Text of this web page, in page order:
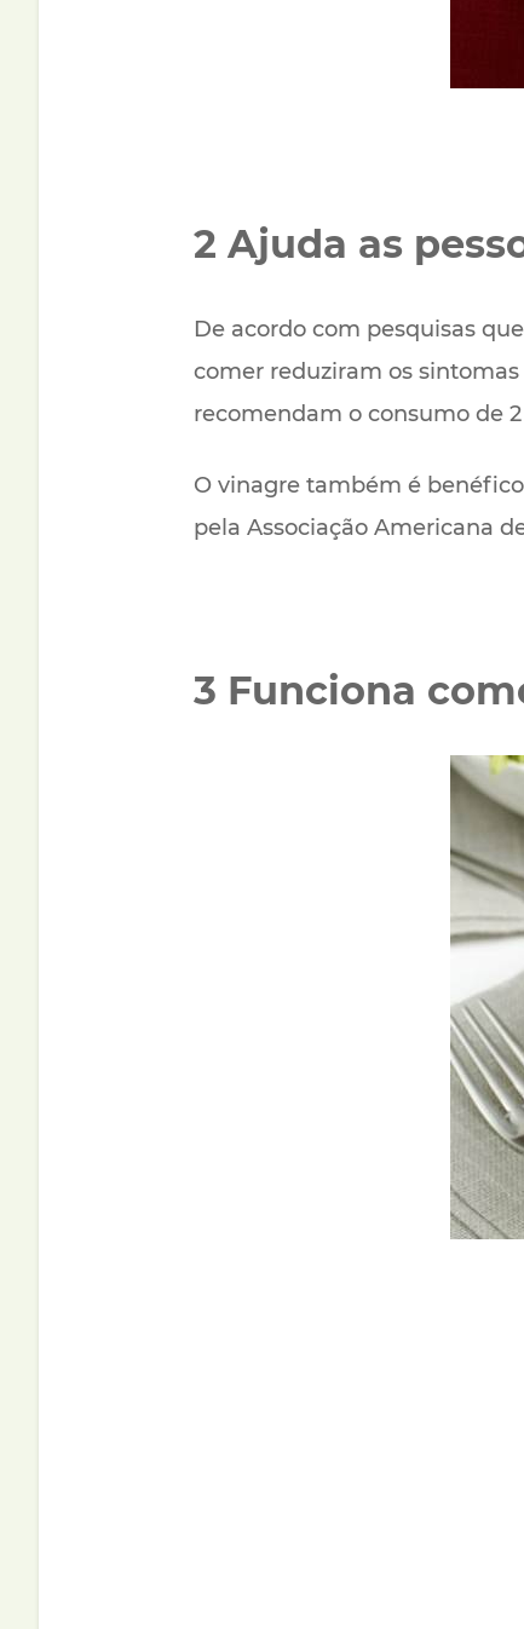
2 Ajuda as
De acordo com pesquisas
comer reduziram os
recomendam o consumo de
O vinagre também é
pela Associação Americana
3 Funciona